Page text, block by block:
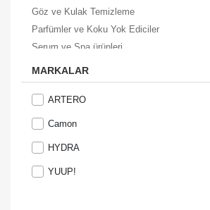
Göz ve Kulak Temizleme
Parfümler ve Koku Yok Ediciler
Serum ve Spa ürünleri
Ağız ve Diş Bakım Ürünleri
Irklara Özel Bakım Setleri
Boya Makinesi ve Aksesuarları
Güneş Kremleri ve Şampuanları
MARKALAR
ARTERO
Camon
HYDRA
YUUP!